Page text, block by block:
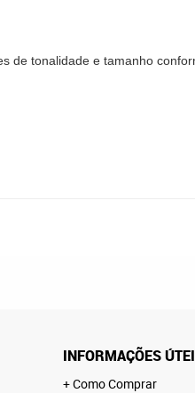
de tonalidade e tamanho
INFORMAÇÕES
Como Comprar